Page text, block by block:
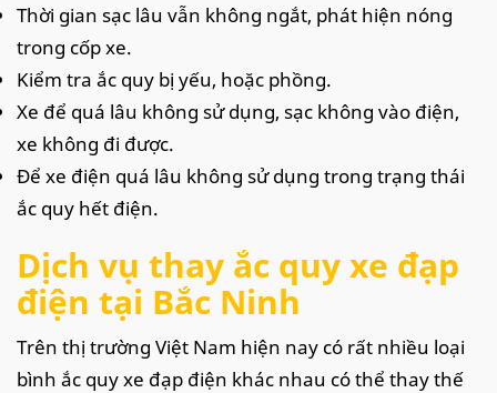
Thời gian sạc lâu vẫn không ngắt, phát hiện nóng
trong cốp xe.
Kiểm tra ắc quy bị yếu, hoặc phồng.
Xe để quá lâu không sử dụng, sạc không vào điện,
xe không đi được.
Để xe điện quá lâu không sử dụng trong trạng thái
ắc quy hết điện.
Dịch vụ thay ắc quy xe đạp
điện tại Bắc Ninh
Trên thị trường Việt Nam hiện nay có rất nhiều loại
bình ắc quy xe đạp điện khác nhau có thể thay thế